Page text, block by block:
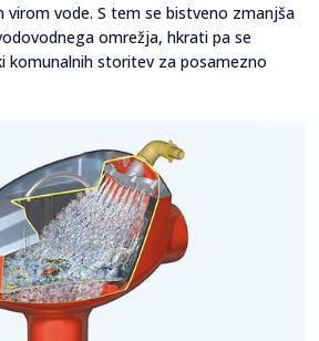
vode. S tem se bistveno zmanjša
omrežja, hkrati pa se
komunalnih storitev za posamezno